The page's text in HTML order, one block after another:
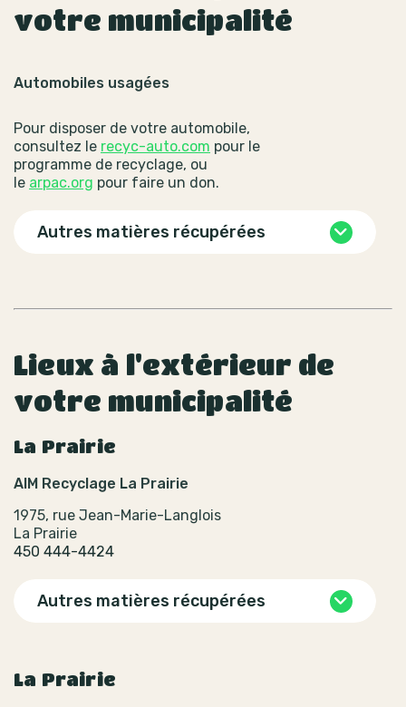
votre municipalité
Automobiles usagées
Pour disposer de votre automobile,
consultez le recyc-auto.com pour le
programme de recyclage, ou
le arpac.org pour faire un don.
Autres matières récupérées
Lieux à l'extérieur de
votre municipalité
La Prairie
AIM Recyclage La Prairie
1975, rue Jean-Marie-Langlois
La Prairie
450 444-4424
Autres matières récupérées
La Prairie